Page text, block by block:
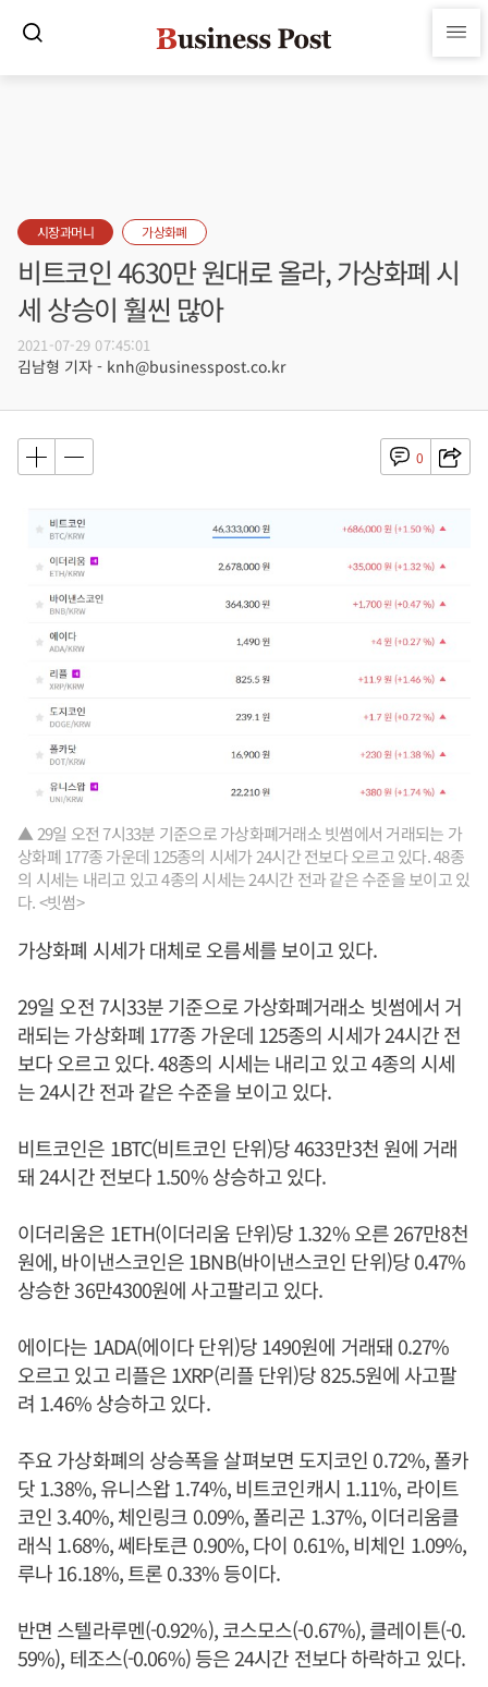
시장과머니 가상화폐
비트코인 4630만 원대로 올라, 가상화폐 시
세 상승이 훨씬 많아
2021-07-29 07:45:01
김남형 기자 - knh@businesspost.co.kr
0
▲ 29일 오전 7시33분 기준으로 가상화폐거래소 빗썸에서 거래되는 가
상화폐 177종 가운데 125종의 시세가 24시간 전보다 오르고 있다. 48종
의 시세는 내리고 있고 4종의 시세는 24시간 전과 같은 수준을 보이고 있
다. <빗썸>
가상화폐 시세가 대체로 오름세를 보이고 있다.
29일 오전 7시33분 기준으로 가상화폐거래소 빗썸에서 거
래되는 가상화폐 177종 가운데 125종의 시세가 24시간 전
보다 오르고 있다. 48종의 시세는 내리고 있고 4종의 시세
는 24시간 전과 같은 수준을 보이고 있다.
비트코인은 1BTC(비트코인 단위)당 4633만3천 원에 거래
돼 24시간 전보다 1.50% 상승하고 있다.
이더리움은 1ETH(이더리움 단위)당 1.32% 오른 267만8천
원에, 바이낸스코인은 1BNB(바이낸스코인 단위)당 0.47%
상승한 36만4300원에 사고팔리고 있다.
에이다는 1ADA(에이다 단위)당 1490원에 거래돼 0.27%
오르고 있고 리플은 1XRP(리플 단위)당 825.5원에 사고팔
려 1.46% 상승하고 있다.
주요 가상화폐의 상승폭을 살펴보면 도지코인 0.72%, 폴카
닷 1.38%, 유니스왑 1.74%, 비트코인캐시 1.11%, 라이트
코인 3.40%, 체인링크 0.09%, 폴리곤 1.37%, 이더리움클
래식 1.68%, 쎄타토큰 0.90%, 다이 0.61%, 비체인 1.09%,
루나 16.18%, 트론 0.33% 등이다.
반면 스텔라루멘(-0.92%), 코스모스(-0.67%), 클레이튼(-0.
59%), 테조스(-0.06%) 등은 24시간 전보다 하락하고 있다.